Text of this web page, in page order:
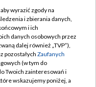
wyrazić zgody na
i zbierania danych,
i ich
danych osobowych przez
dalej również „TVP”),
pozostałych Zaufanych
(w tym do
Twoich zainteresowań i
wskazujemy poniżej, a